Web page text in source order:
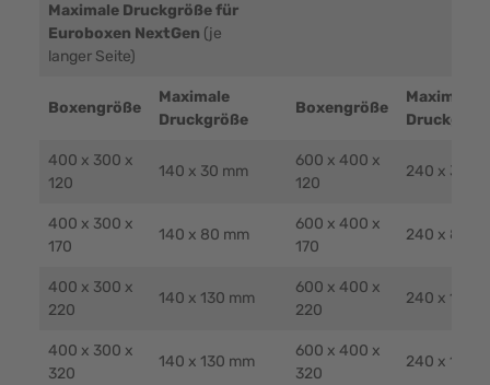
Maximale Druckgröße für
Euroboxen NextGen (je
langer Seite)
Boxengröße
Maximale
Druckgröße
Boxengröße
Maximale
400 x 300 x
120
140 x 30 mm
600 x 400 x
120
240 x 30
400 x 300 x
170
140 x 80 mm
600 x 400 x
170
240 x 80
400 x 300 x
220
140 x 130 mm
600 x 400 x
220
240 x 130
400 x 300 x
320
140 x 130 mm
600 x 400 x
320
240 x 130